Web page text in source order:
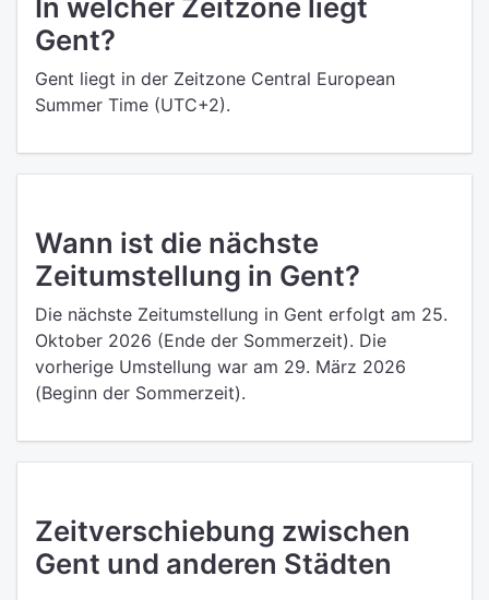
In welcher Zeitzone liegt
Gent?
Gent liegt in der Zeitzone Central European
Summer Time (UTC+2).
Wann ist die nächste
Zeitumstellung in Gent?
Die nächste Zeitumstellung in Gent erfolgt am 25.
Oktober 2026 (Ende der Sommerzeit). Die
vorherige Umstellung war am 29. März 2026
(Beginn der Sommerzeit).
Zeitverschiebung zwischen
Gent und anderen Städten